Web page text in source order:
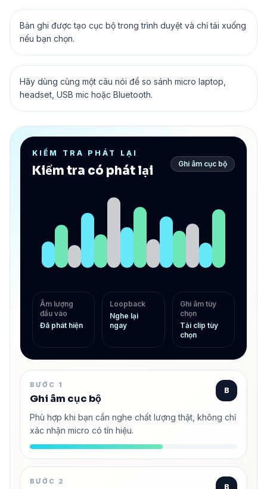
Bản ghi được tạo cục bộ trong trình duyệt và chỉ tải xuống
nếu bạn chọn.
Hãy dùng cùng một câu nói để so sánh micro laptop,
headset, USB mic hoặc Bluetooth.
KIỂM TRA PHÁT LẠI
Kiểm tra có phát lại Ghi âm cục bộ
Âm lượng
đầu vào
Đã phát hiện
Loopback
Nghe lại
ngay
Ghi âm tùy
chọn
Tải clip tùy
chọn
BƯỚC 1
Ghi âm cục bộ
B
Phù hợp khi bạn cần nghe chất lượng thật, không chỉ
xác nhận micro có tín hiệu.
BƯỚC 2
B